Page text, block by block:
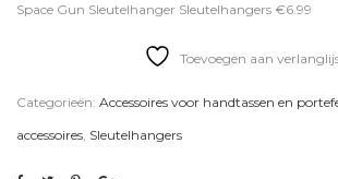
Space Gun Sleutelhanger Sleutelhangers €6.99
Toevoegen aan
Categorieën: Accessoires voor handtassen en
accessoires, Sleutelhangers